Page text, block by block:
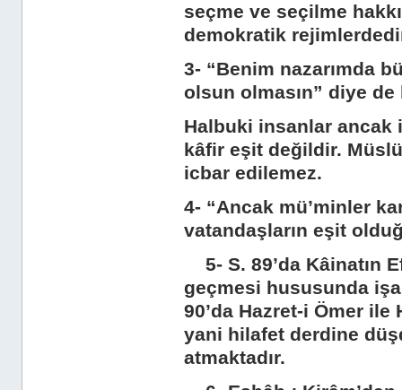
seçme ve seçilme
demokratik
3- “Benim nazarımda
olsun olmasın” diye
Halbuki insanlar ancak
kâfir eşit değildir.
icbar edilemez.
4- “Ancak mü’minler
vatandaşların eşit
5- S. 89’da Kâinatın
geçmesi hususunda
90’da Hazret-i Ömer
yani hilafet derdine
atmaktadır.